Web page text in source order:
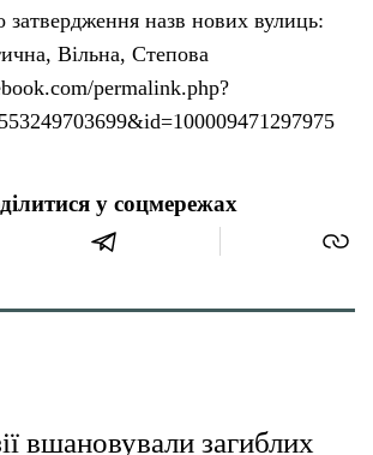
затвердження назв нових вулиць:
Вільна, Степова
permalink.php?
у соцмережах
вшановували загиблих